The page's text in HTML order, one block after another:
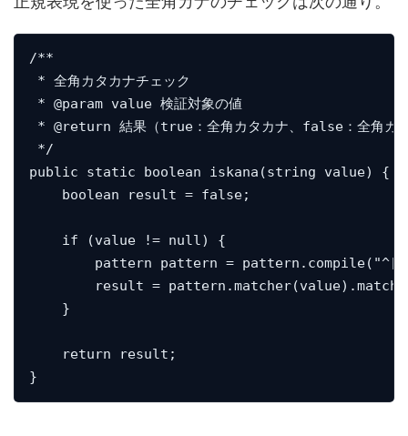
/**
* 全角カタカナチェック
* @param value 検証対象の値
* @return 結果（true：全角カタカナ、false：全角カタ
*/
public static boolean iskana(string value) {
    boolean result = false;
    if (value != null) {
pattern pattern =
result =
    }
    return result;
}